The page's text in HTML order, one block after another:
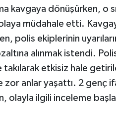
kavgaya dönüşürken, o
müdahale etti.
polis ekiplerinin
alınmak istendi.
etkisiz hale
anlar yaşattı. 2 genç
olayla ilgili inceleme